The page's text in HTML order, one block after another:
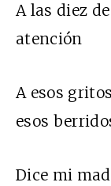
A las diez
atención
A esos
esos
Dice mi